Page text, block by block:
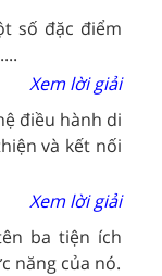
số đặc điểm
Xem lời giải
điều hành di
và kết nối
Xem lời giải
ba tiện ích
năng của nó.